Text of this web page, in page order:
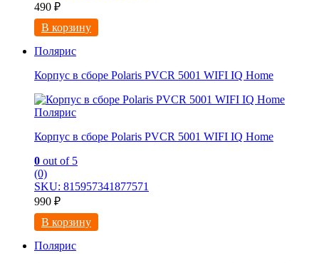
490 ₽
В корзину
Полярис
Корпус в сборе Polaris PVCR 5001 WIFI IQ Home
Полярис
Корпус в сборе Polaris PVCR 5001 WIFI IQ Home
0 out of 5
(0)
SKU: 815957341877571
990 ₽
В корзину
Полярис